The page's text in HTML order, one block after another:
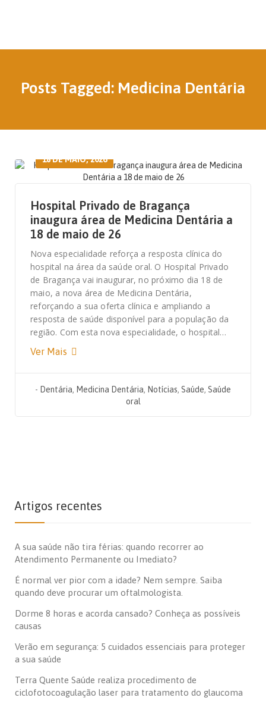
Posts Tagged: Medicina Dentária
18 DE MAIO, 2026
Hospital Privado de Bragança
inaugura área de Medicina Dentária a
18 de maio de 26
Nova especialidade reforça a resposta clínica do
hospital na área da saúde oral. O Hospital Privado
de Bragança vai inaugurar, no próximo dia 18 de
maio, a nova área de Medicina Dentária,
reforçando a sua oferta clínica e ampliando a
resposta de saúde disponível para a população da
região. Com esta nova especialidade, o hospital…
Ver Mais
- Dentária, Medicina Dentária, Notícias, Saúde, Saúde
oral
Artigos recentes
A sua saúde não tira férias: quando recorrer ao
Atendimento Permanente ou Imediato?
É normal ver pior com a idade? Nem sempre. Saiba
quando deve procurar um oftalmologista.
Dorme 8 horas e acorda cansado? Conheça as possíveis
causas
Verão em segurança: 5 cuidados essenciais para proteger
a sua saúde
Terra Quente Saúde realiza procedimento de
ciclofotocoagulação laser para tratamento do glaucoma